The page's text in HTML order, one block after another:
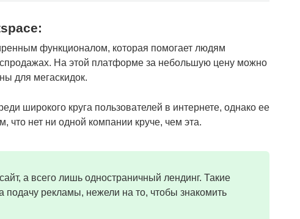
функционалом, которая помогает людям
На этой платформе за небольшую цену можно
для мегаскидок.
широкого круга пользователей в интернете, однако ее
что нет ни одной компании круче, чем эта.
а всего лишь одностраничный лендинг. Такие
подачу рекламы, нежели на то, чтобы знакомить